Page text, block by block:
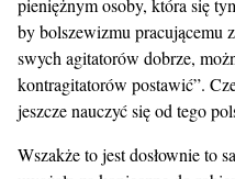
pieniężnym osoby, która się
by bolszewizmu pracującemu
swych agitatorów dobrze,
kontragitatorów postawić”.
jeszcze nauczyć się od tego
Wszakże to jest dosłownie to